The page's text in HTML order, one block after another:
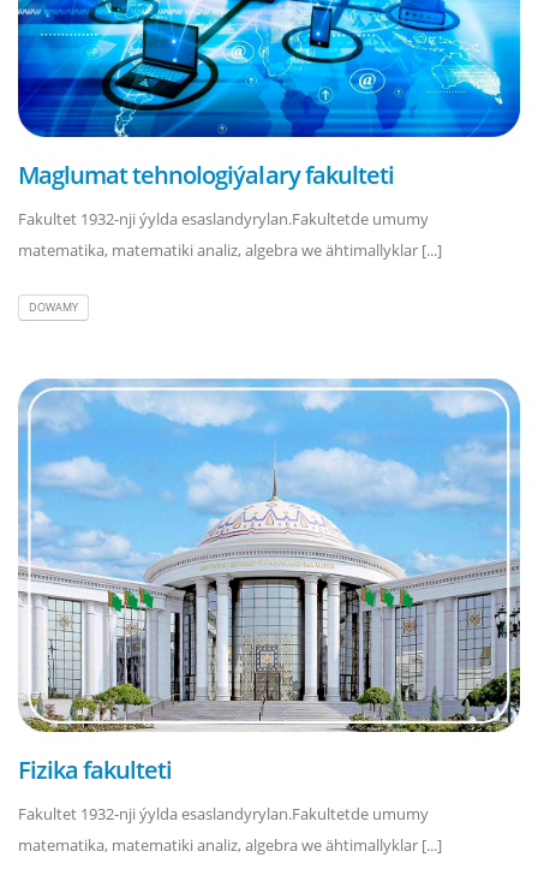
Maglumat tehnologiýalary fakulteti
Fakultet 1932-nji ýylda esaslandyrylan.Fakultetde umumy
matematika, matematiki analiz, algebra we ähtimallyklar [...]
DOWAMY
Fizika fakulteti
Fakultet 1932-nji ýylda esaslandyrylan.Fakultetde umumy
matematika, matematiki analiz, algebra we ähtimallyklar [...]